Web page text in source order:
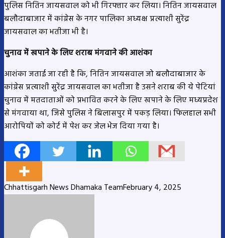
पुलिस नितिन जायसवाल को भी गिरफ्तार कर लिया। नितिन जायसवाल
बलौदाबाजार में कांग्रेस के नगर पालिका अध्यक्ष प्रत्याशी सुरेंद्र
जायसवाल का भतीजा भी है।
चुनाव में खपाने के लिए शराब मंगवाने की आशंका
आशंका जताई जा रही है कि, नितिन जायसवाल जो बलौदाबाजार के
कांग्रेस प्रत्याशी सुरेंद्र जायसवाल का भतीजा है उसने शराब की ये पेटियां
चुनाव में मतदाताओं को प्रभावित करने के लिए खपाने के लिए मध्यप्रदेश
से मंगवाया था, जिसे पुलिस ने बिलासपुर में पकड़ लिया। फिलहाल सभी
आरोपियों को कोर्ट में पेश कर जेल भेज दिया गया है।
Chhattisgarh News Dhamaka TeamFebruary 4, 2025